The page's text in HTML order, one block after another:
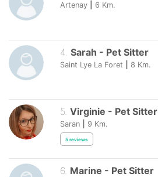
Artenay 6 Km.
4 Sarah - Pet Sitter
Saint Lye La Foret 8 Km.
5 Virginie - Pet Sitter
Saran 9 Km.
5 reviews
6. Marine - Pet Sitter